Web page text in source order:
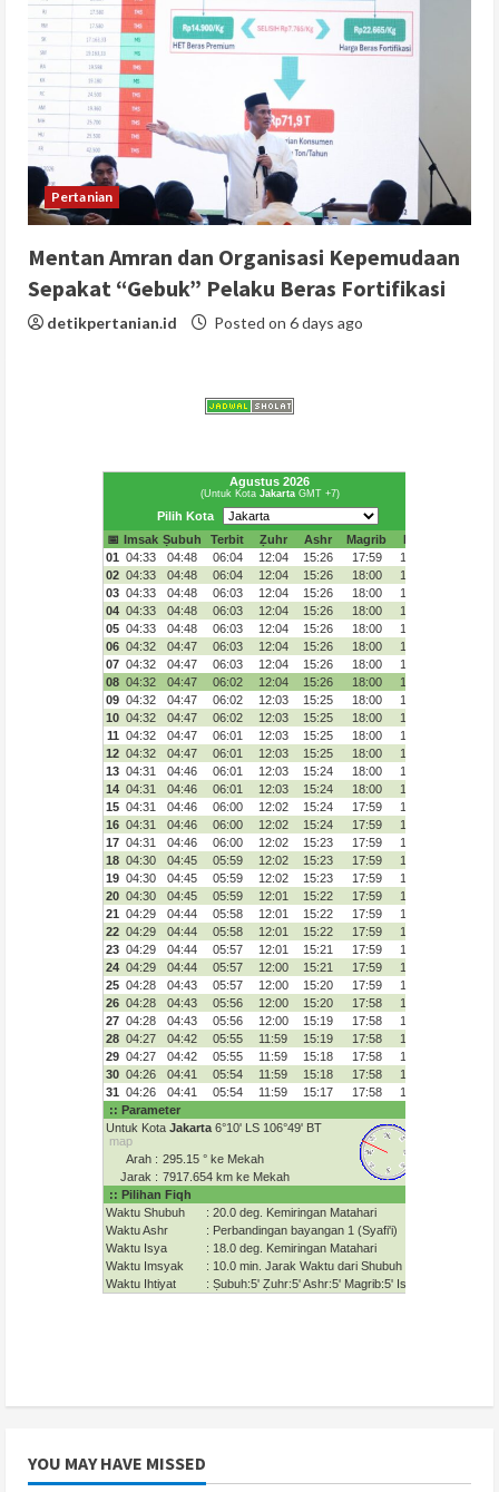
Pertanian
Mentan Amran dan Organisasi Kepemudaan
Sepakat “Gebuk” Pelaku Beras Fortifikasi
detikpertanian.id Posted on 6 days ago
YOU MAY HAVE MISSED